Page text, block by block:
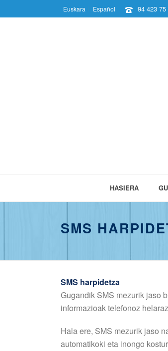
Euskara Español 94 423 75
HASIERA
SMS
SMS harpidetza
Gugandik SMS mezurik jaso
informazioak telefonoz
Hala ere, SMS mezurik jaso
automatikoki eta inongo